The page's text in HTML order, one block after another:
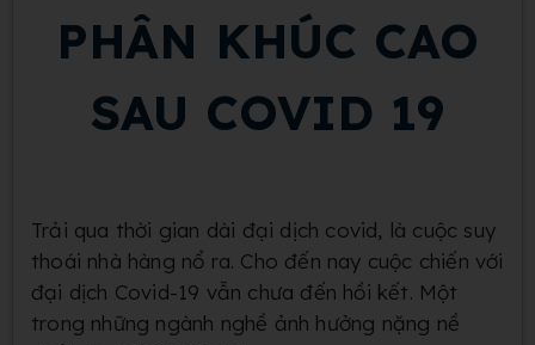
PHÂN KHÚC CAO
SAU COVID 19
Trải qua thời gian dài đại dịch covid, là cuộc suy
thoái nhà hàng nổ ra. Cho đến nay cuộc chiến với
đại dịch Covid-19 vẫn chưa đến hồi kết. Một
trong những ngành nghề ảnh hưởng nặng nề